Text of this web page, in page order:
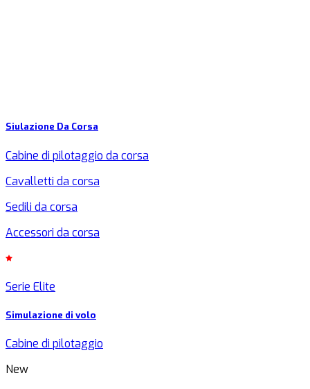
Siulazione Da Corsa
Cabine di pilotaggio da corsa
Cavalletti da corsa
Sedili da corsa
Accessori da corsa
Serie Elite
Simulazione di volo
Cabine di pilotaggio
New